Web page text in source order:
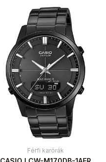
Férfi karórák